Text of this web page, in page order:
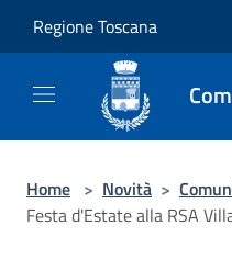
Regione Toscana
Home > Novità >
Festa d'Estate alla RSA